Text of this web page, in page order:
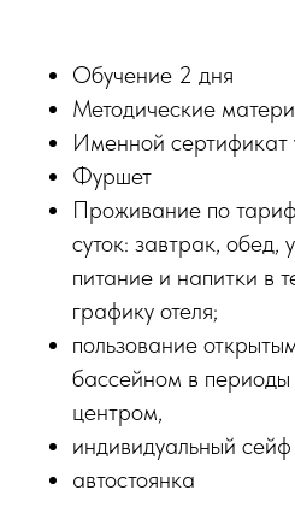
Обучение 2 дня
Методические
Именной сертификат
Фуршет
Проживание по
суток: завтрак,
питание и напитки в
графику отеля;
пользование
бассейном в периоды
центром,
индивидуальный сейф
автостоянка